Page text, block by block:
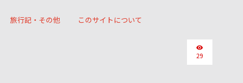
旅行記・その他 このサイトについて
29